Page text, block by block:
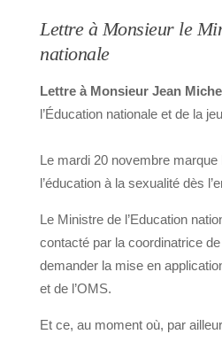
Lettre à Monsieur le
nationale
Lettre à Monsieur Jean
l’Éducation nationale et de la
Le mardi 20 novembre
l’éducation à la sexualité dès
Le Ministre de l’Education
contacté par la coordinatrice
demander la mise en
et de l’OMS.
Et ce, au moment où, par